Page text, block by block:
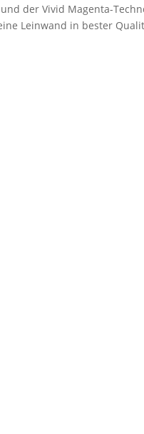
der Vivid Magenta-
Leinwand in bester